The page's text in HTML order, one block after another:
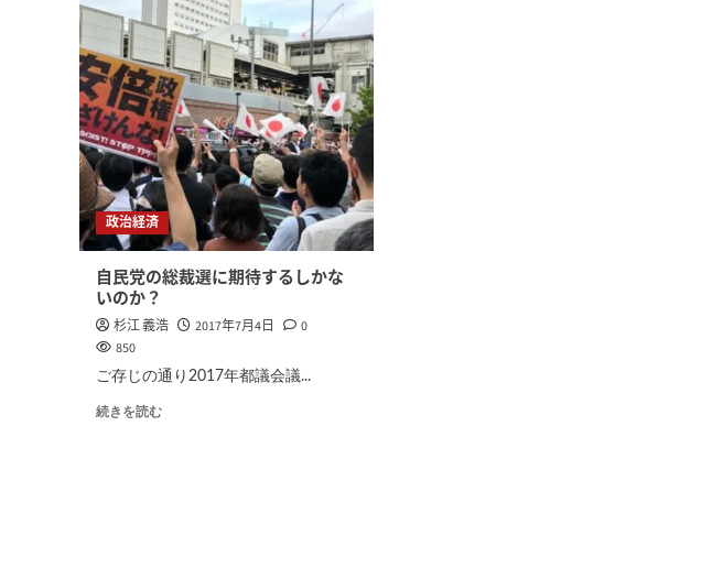
政治経済
自民党の総裁選に期待するしかな
いのか？
杉江 義浩 2017年7月4日
0
850
ご存じの通り2017年都議会議...
続きを読む